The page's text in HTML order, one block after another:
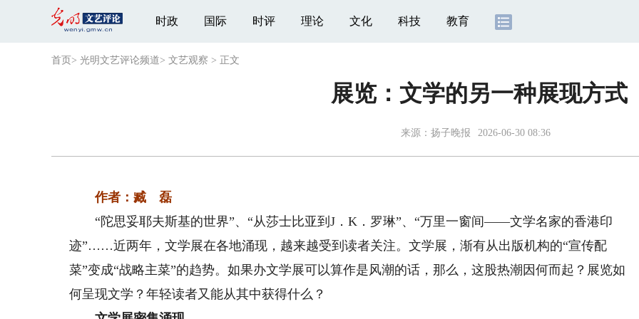
时政 国际 时评 理论 文化 科技 教育
首页 > 光明文艺评论频道> 文艺观察 > 正文
展览：文学的另一种展现方式
来源： 扬子晚报 2026-06-30 08:36
作者：臧 磊
“陀思妥耶夫斯基的世界”、“从莎士比亚到J．K．罗琳”、“万里一窗间——文学名家的香港印
迹”……近两年，文学展在各地涌现，越来越受到读者关注。文学展，渐有从出版机构的“宣传配
菜”变成“战略主菜”的趋势。如果办文学展可以算作是风潮的话，那么，这股热潮因何而起？展览如
何呈现文学？年轻读者又能从其中获得什么？